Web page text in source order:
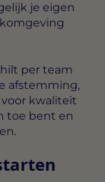
je eigen
per team
afstemming,
kwaliteit
toe bent en